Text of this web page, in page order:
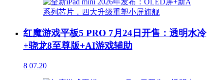
红魔游戏平板5 PRO 7月24日开售：透明水冷
+骁龙8至尊版+AI游戏辅助
8 07.20